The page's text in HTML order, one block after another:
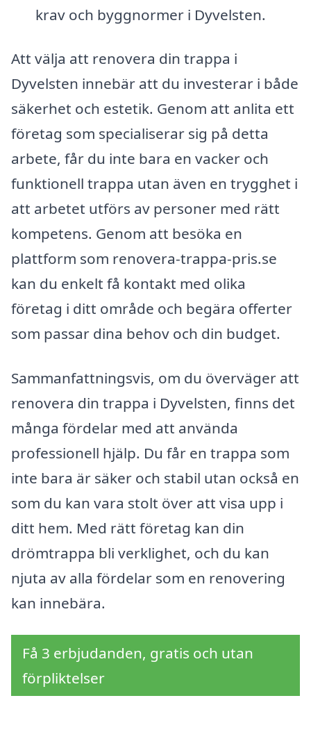
krav och byggnormer i Dyvelsten.
Att välja att renovera din trappa i
Dyvelsten innebär att du investerar i både
säkerhet och estetik. Genom att anlita ett
företag som specialiserar sig på detta
arbete, får du inte bara en vacker och
funktionell trappa utan även en trygghet i
att arbetet utförs av personer med rätt
kompetens. Genom att besöka en
plattform som renovera-trappa-pris.se
kan du enkelt få kontakt med olika
företag i ditt område och begära offerter
som passar dina behov och din budget.
Sammanfattningsvis, om du överväger att
renovera din trappa i Dyvelsten, finns det
många fördelar med att använda
professionell hjälp. Du får en trappa som
inte bara är säker och stabil utan också en
som du kan vara stolt över att visa upp i
ditt hem. Med rätt företag kan din
drömtrappa bli verklighet, och du kan
njuta av alla fördelar som en renovering
kan innebära.
Få 3 erbjudanden, gratis och utan
förpliktelser